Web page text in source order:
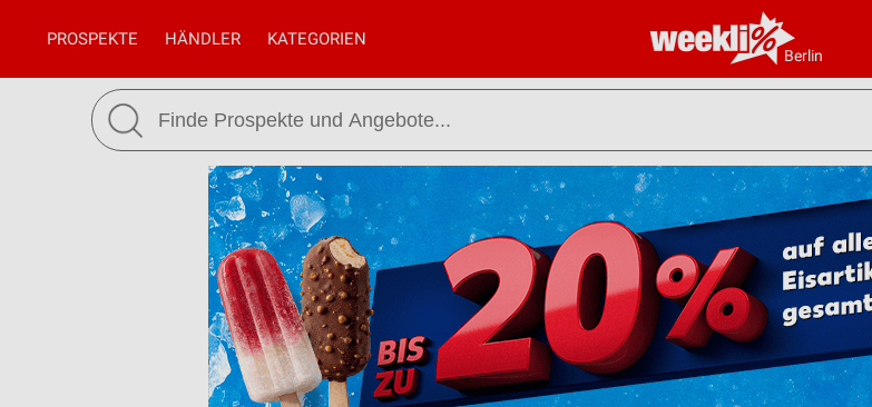
Berlin
PROSPEKTE HÄNDLER KATEGORIEN